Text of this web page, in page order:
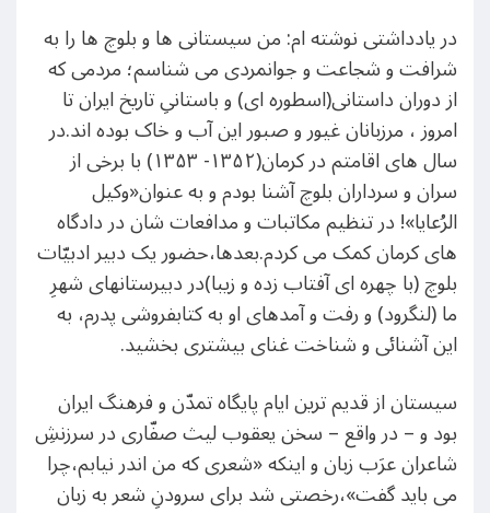
در یادداشتی نوشته ام: من سیستانی ها و بلوچ ها را به
شرافت و شجاعت و جوانمردی می شناسم؛ مردمی که
از دوران داستانی(اسطوره ای) و باستانیِ تاریخ ایران تا
امروز ، مرزبانان غیور و صبور این آب و خاک بوده اند.در
سال های اقامتم در کرمان(۱۳۵۲- ۱۳۵۳) با برخی از
سران و سرداران بلوچ آشنا بودم و به عنوان«وکیل
الرُعایا»! در تنظیم مکاتبات و مدافعات شان در دادگاه
های کرمان کمک می کردم.بعدها،حضور یک دبیر ادبیّات
بلوچ (با چهره ای آفتاب زده و زیبا)در دبیرستانهای شهرِ
ما (لنگرود) و رفت و آمدهای او به کتابفروشی پدرم، به
این آشنائی و شناخت غنای بیشتری بخشید.
سیستان از قدیم ترین ایام پایگاه تمدّن و فرهنگ ایران
بود و – در واقع – سخن یعقوب لیث صفّاری در سرزنشِ
شاعران عرَب زبان و اینکه «شعری که من اندر نیابم،چرا
می باید گفت»،رخصتی شد برای سرودنِ شعر به زبان